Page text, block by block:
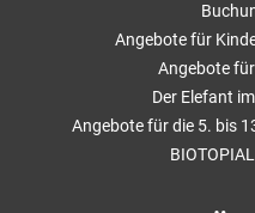
Angebote für
Angebote
Der Elefant
Angebote für die 5. bis